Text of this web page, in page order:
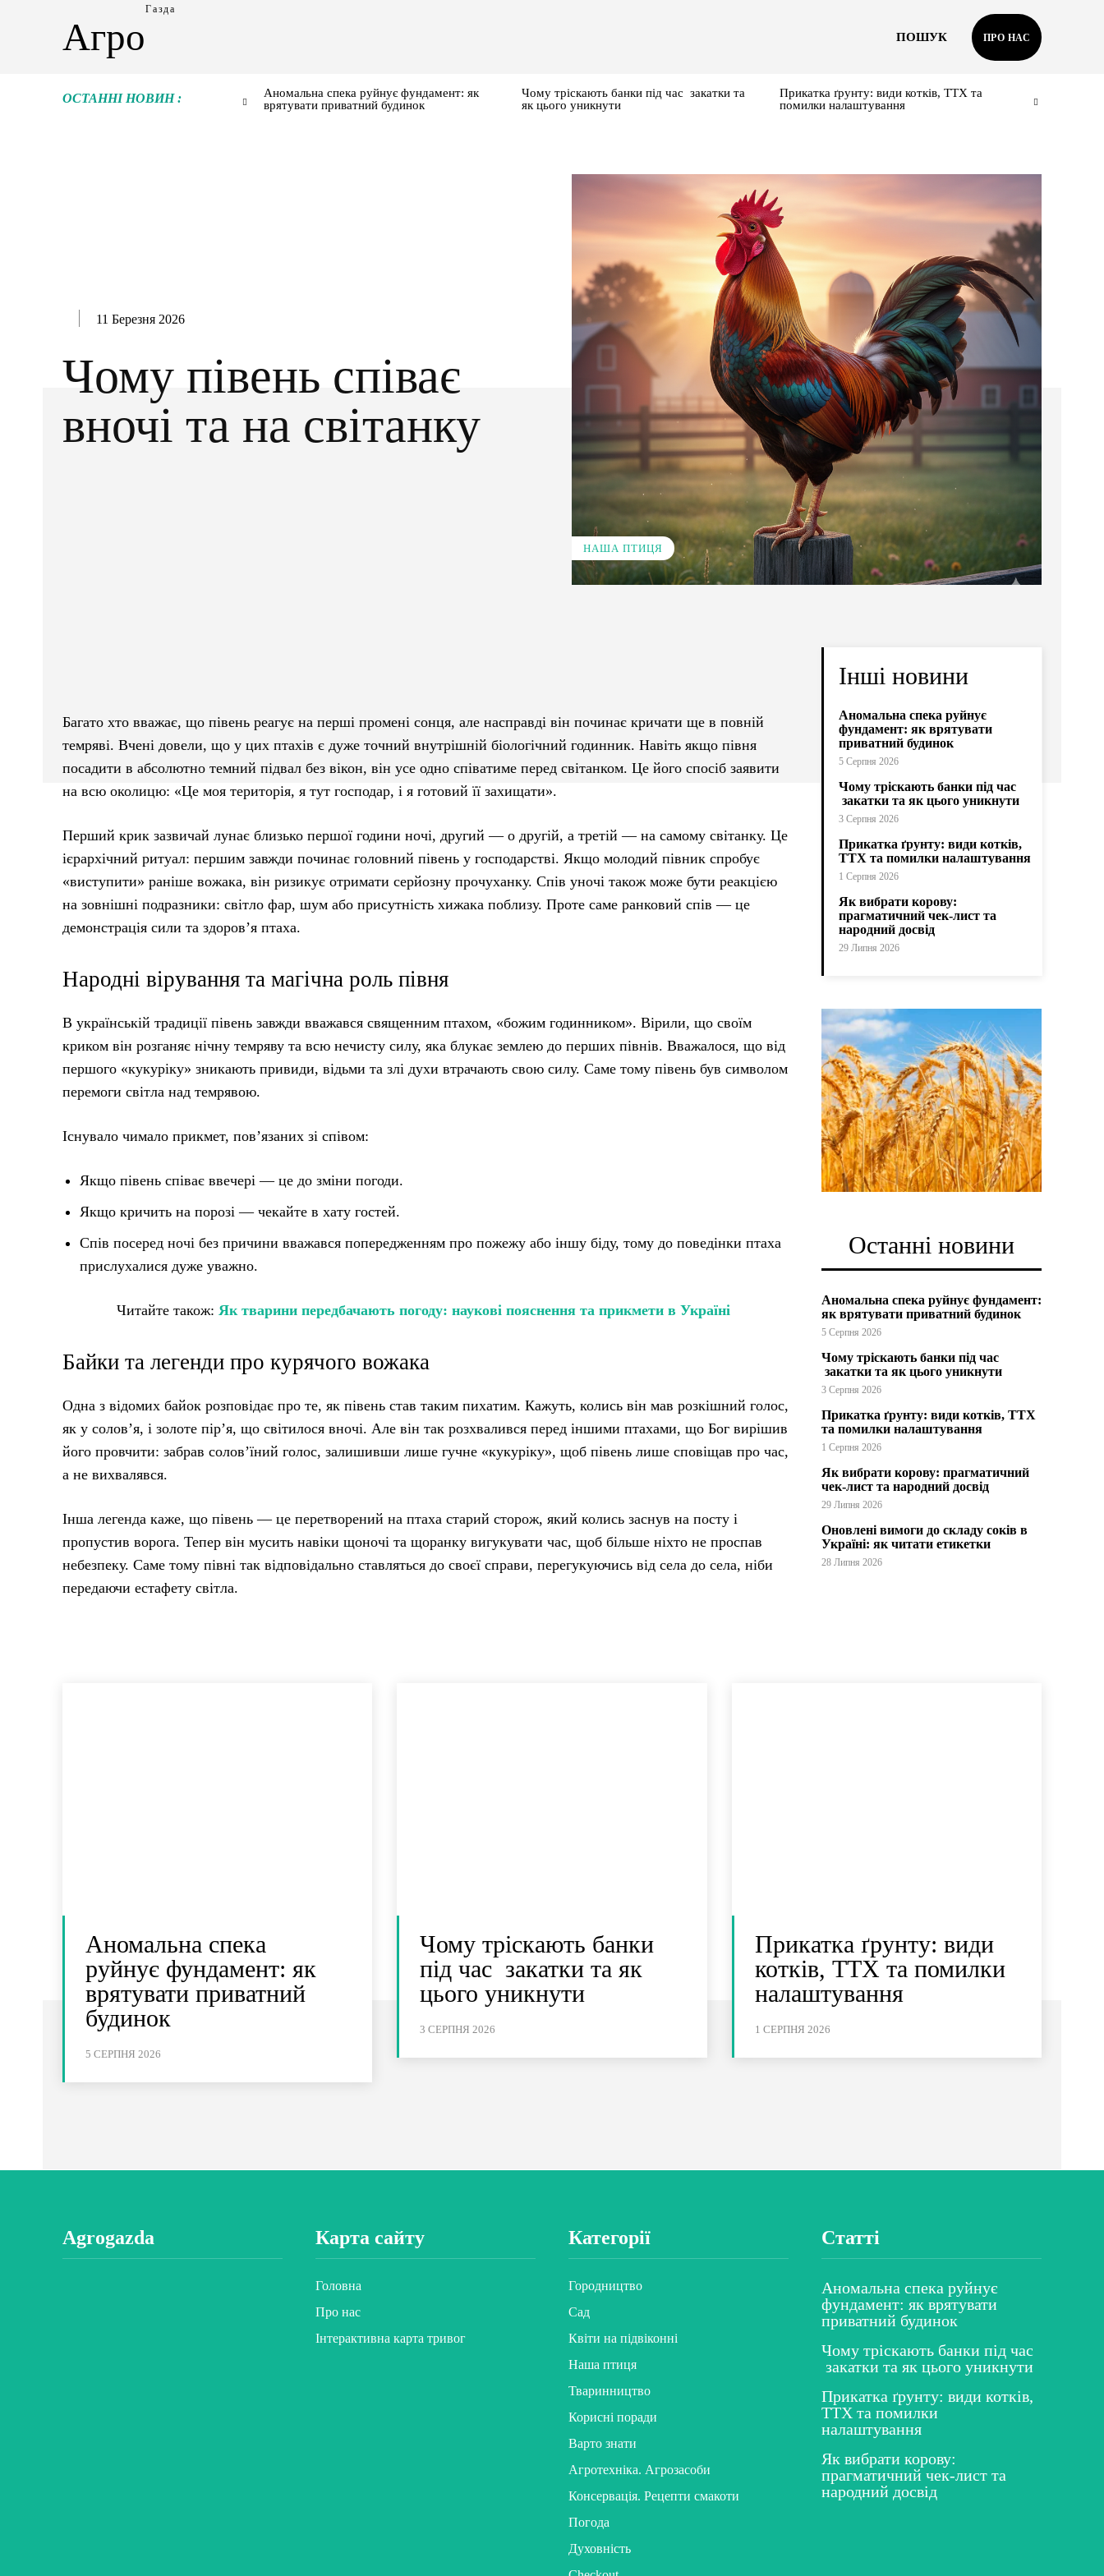
Агро
Газда
ПОШУК ПРО НАС
ОСТАННІ НОВИН :
Аномальна спека руйнує фундамент: як
врятувати приватний будинок
Чому тріскають банки під час закатки та
як цього уникнути
Прикатка ґрунту: види котків, ТТХ та
помилки налаштування
11 Березня 2026
Чому півень співає
вночі та на світанку
НАША ПТИЦЯ
Багато хто вважає, що півень реагує на перші промені сонця, але насправді він починає кричати ще в повній
темряві. Вчені довели, що у цих птахів є дуже точний внутрішній біологічний годинник. Навіть якщо півня
посадити в абсолютно темний підвал без вікон, він усе одно співатиме перед світанком. Це його спосіб заявити
на всю околицю: «Це моя територія, я тут господар, і я готовий її захищати».
Перший крик зазвичай лунає близько першої години ночі, другий — о другій, а третій — на самому світанку. Це
ієрархічний ритуал: першим завжди починає головний півень у господарстві. Якщо молодий півник спробує
«виступити» раніше вожака, він ризикує отримати серйозну прочуханку. Спів уночі також може бути реакцією
на зовнішні подразники: світло фар, шум або присутність хижака поблизу. Проте саме ранковий спів — це
демонстрація сили та здоров’я птаха.
Народні вірування та магічна роль півня
В українській традиції півень завжди вважався священним птахом, «божим годинником». Вірили, що своїм
криком він розганяє нічну темряву та всю нечисту силу, яка блукає землею до перших півнів. Вважалося, що від
першого «кукуріку» зникають привиди, відьми та злі духи втрачають свою силу. Саме тому півень був символом
перемоги світла над темрявою.
Існувало чимало прикмет, пов’язаних зі співом:
Якщо півень співає ввечері — це до зміни погоди.
Якщо кричить на порозі — чекайте в хату гостей.
Спів посеред ночі без причини вважався попередженням про пожежу або іншу біду, тому до поведінки птаха
прислухалися дуже уважно.
Читайте також: Як тварини передбачають погоду: наукові пояснення та прикмети в Україні
Байки та легенди про курячого вожака
Одна з відомих байок розповідає про те, як півень став таким пихатим. Кажуть, колись він мав розкішний голос,
як у солов’я, і золоте пір’я, що світилося вночі. Але він так розхвалився перед іншими птахами, що Бог вирішив
його провчити: забрав солов’їний голос, залишивши лише гучне «кукуріку», щоб півень лише сповіщав про час,
а не вихвалявся.
Інша легенда каже, що півень — це перетворений на птаха старий сторож, який колись заснув на посту і
пропустив ворога. Тепер він мусить навіки щоночі та щоранку вигукувати час, щоб більше ніхто не проспав
небезпеку. Саме тому півні так відповідально ставляться до своєї справи, перегукуючись від села до села, ніби
передаючи естафету світла.
Інші новини
Аномальна спека руйнує
фундамент: як врятувати
приватний будинок
5 Серпня 2026
Чому тріскають банки під час
закатки та як цього уникнути
3 Серпня 2026
Прикатка ґрунту: види котків,
ТТХ та помилки налаштування
1 Серпня 2026
Як вибрати корову:
прагматичний чек-лист та
народний досвід
29 Липня 2026
Останні новини
Аномальна спека руйнує фундамент:
як врятувати приватний будинок
5 Серпня 2026
Чому тріскають банки під час
закатки та як цього уникнути
3 Серпня 2026
Прикатка ґрунту: види котків, ТТХ
та помилки налаштування
1 Серпня 2026
Як вибрати корову: прагматичний
чек-лист та народний досвід
29 Липня 2026
Оновлені вимоги до складу соків в
Україні: як читати етикетки
28 Липня 2026
Аномальна спека
руйнує фундамент: як
врятувати приватний
будинок
5 СЕРПНЯ 2026
Чому тріскають банки
під час закатки та як
цього уникнути
3 СЕРПНЯ 2026
Прикатка ґрунту: види
котків, ТТХ та помилки
налаштування
1 СЕРПНЯ 2026
Agrogazda Карта сайту
Головна
Про нас
Інтерактивна карта тривог
Категорії
Городництво
Сад
Квіти на підвіконні
Наша птиця
Тваринництво
Корисні поради
Варто знати
Агротехніка. Агрозасоби
Консервація. Рецепти смакоти
Погода
Духовність
Статті
Аномальна спека руйнує
фундамент: як врятувати
приватний будинок
Чому тріскають банки під час
закатки та як цього уникнути
Прикатка ґрунту: види котків,
ТТХ та помилки
налаштування
Як вибрати корову:
прагматичний чек-лист та
народний досвід